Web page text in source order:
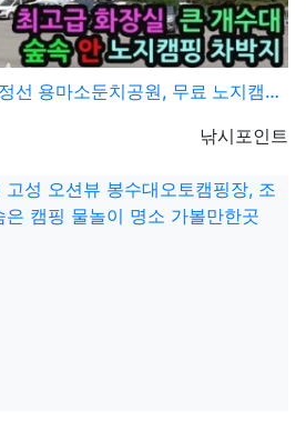
용마소둔치공원, 무료 노지캠핑지 취사 야영…
등록자
낚시포인트